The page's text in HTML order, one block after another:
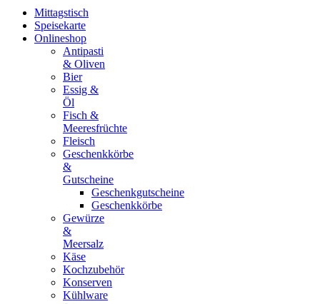
Mittagstisch
Speisekarte
Onlineshop
Antipasti
& Oliven
Bier
Essig &
Öl
Fisch &
Meeresfrüchte
Fleisch
Geschenkkörbe
&
Gutscheine
Geschenkgutscheine
Geschenkkörbe
Gewürze
&
Meersalz
Käse
Kochzubehör
Konserven
Kühlware